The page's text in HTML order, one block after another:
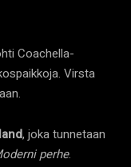
Coachella-
Virsta
, joka tunnetaan
perhe.